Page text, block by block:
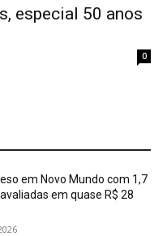
especial 50 anos
0
em Novo Mundo com 1,7
em quase R$ 28